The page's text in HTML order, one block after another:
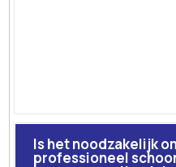
Is het noodzakelijk
professioneel